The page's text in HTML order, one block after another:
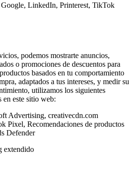
LinkedIn, Printerest, TikTok
podemos mostrarte anuncios,
o promociones de descuentos para
basados en tu comportamiento
adaptados a tus intereses, y medir su
utilizamos los siguientes
en este sitio web:
Advertising, creativecdn.com
Pixel, Recomendaciones de productos
Defender
extendido